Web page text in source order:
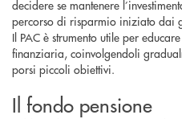
decidere se mantenere
percorso di risparmio iniziato dai
Il PAC è strumento utile per
finanziaria, coinvolgendoli
porsi piccoli obiettivi.
Il fondo pensione